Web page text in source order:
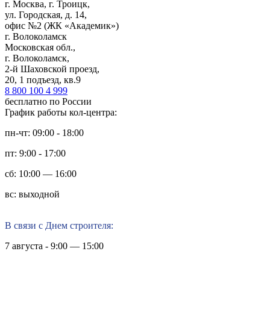
г. Москва, г. Троицк,
ул. Городская, д. 14,
офис №2 (ЖК «Академик»)
г. Волоколамск
Московская обл.,
г. Волоколамск,
2-й Шаховской проезд,
20, 1 подъезд, кв.9
8 800 100 4 999
бесплатно по России
График работы кол-центра:
пн-чт: 09:00 - 18:00
пт: 9:00 - 17:00
сб: 10:00 — 16:00
вс: выходной
В связи с Днем строителя:
7 августа - 9:00 — 15:00